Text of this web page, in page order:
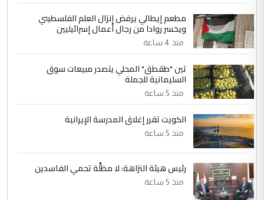
5 حيدر عاشور
التعليق : تحياتي لك استاذ حامدتركان. كلام
دقيق ومسؤول؛ فالاستثمار الحقيقي للإنسان
وثروات البلد يعتمد على الكفاءة ...
الموضوع :
بين الإهمال واغتصاب الأرض.. بلاد
الرافدين تعاني الجفاف والتصحر!!
مطعم إيطالي يرفض إنزال العلم الفلسطيني
ويخسر روادا من رجال أعمال إسرائيليين
منذ 4 ساعة
تين "طقطق" المحلي يتصدر مبيعات سوق
السليمانية للجملة
منذ 5 ساعة
الكويت تقرر إغلاق المدرسة الإيرانية
منذ 5 ساعة
رئيس هيئة النزاهة: لا مظلَّة تحمي الفاسدين
منذ 5 ساعة